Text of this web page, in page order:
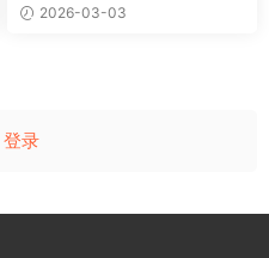
2026-03-03
登录